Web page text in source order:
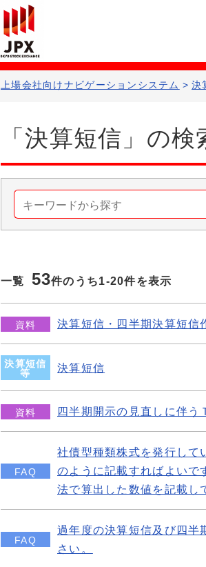
上場会社向けナビゲーションシステム​ > 決
「決算短信」の検
一覧 53件のうち1-20件を表示
資料 決算短信・四半期決算短信
決算短信
等
決算短信
資料 四半期開示の見直しに伴う
FAQ
社債型種類株式を発行して
のように記載すればよいで
法で算出した数値を記載し
FAQ
過年度の決算短信及び四半
さい。